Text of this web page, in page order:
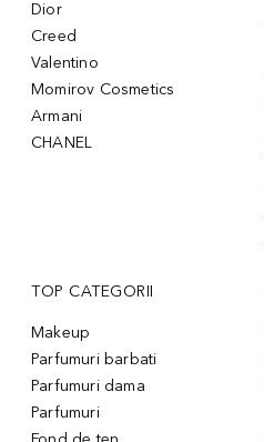
Dior
Creed
Valentino
Momirov Cosmetics
Armani
CHANEL
TOP CATEGORII
Makeup
Parfumuri barbati
Parfumuri dama
Parfumuri